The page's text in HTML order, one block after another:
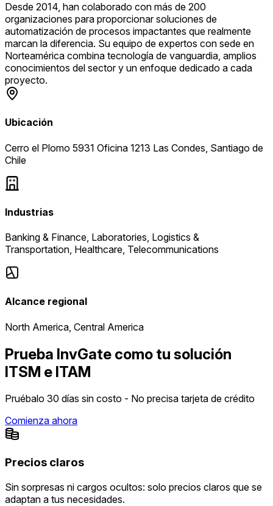
Desde 2014, han colaborado con más de 200
organizaciones para proporcionar soluciones de
automatización de procesos impactantes que realmente
marcan la diferencia. Su equipo de expertos con sede en
Norteamérica combina tecnología de vanguardia, amplios
conocimientos del sector y un enfoque dedicado a cada
proyecto.
Ubicación
Cerro el Plomo 5931 Oficina 1213 Las Condes, Santiago de
Chile
Industrias
Banking & Finance, Laboratories, Logistics &
Transportation, Healthcare, Telecommunications
Alcance regional
North America, Central America
Prueba InvGate como tu solución
ITSM e ITAM
Pruébalo 30 días sin costo - No precisa tarjeta de crédito
Comienza ahora
Precios claros
Sin sorpresas ni cargos ocultos: solo precios claros que se
adaptan a tus necesidades.